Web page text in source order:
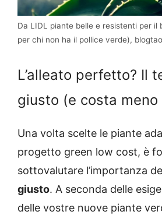
Da LIDL piante belle e resistenti per il
per chi non ha il pollice verde),
L’alleato perfetto? Il
giusto (e costa
Una volta scelte le piante
progetto green low cost, è
sottovalutare l’importanza
giusto. A seconda delle
delle vostre nuove piante